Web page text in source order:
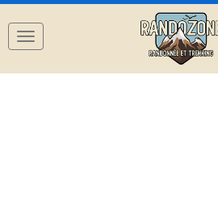
Navigation